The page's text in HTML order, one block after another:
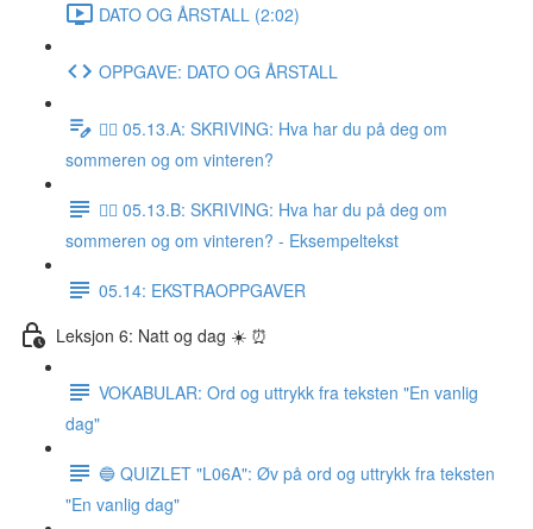
DATO OG ÅRSTALL (2:02)
OPPGAVE: DATO OG ÅRSTALL
✍🏼 05.13.A: SKRIVING: Hva har du på deg om
sommeren og om vinteren?
✍🏼 05.13.B: SKRIVING: Hva har du på deg om
sommeren og om vinteren? - Eksempeltekst
05.14: EKSTRAOPPGAVER
Leksjon 6: Natt og dag ☀️ ⏰
VOKABULAR: Ord og uttrykk fra teksten "En vanlig
dag"
🔵 QUIZLET "L06A": Øv på ord og uttrykk fra teksten
"En vanlig dag"